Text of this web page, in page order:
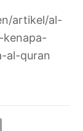
artikel/al-
al-quran